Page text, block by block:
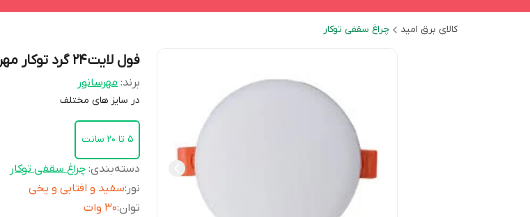
کالای برق امید چراغ سقفی توکار
فول لایت24 گرد توکار مهرسانور
برند: مهرسانور
در سایز های مختلف
5 تا 20 سانت
دسته‌بندی:چراغ سقفی توکار
نور :سفید و افتابی و یخی
توان:30 وات